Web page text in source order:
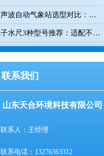
超声波自动气象站选型对比：云境天合 TH-CQX6 与天蔚 TW-CQX5 推荐
电子水尺3种型号推荐：适配不同水深监测场景
联系我们
山东天合环境科技有限公司
联系人：王经理
联系电话：13276363312